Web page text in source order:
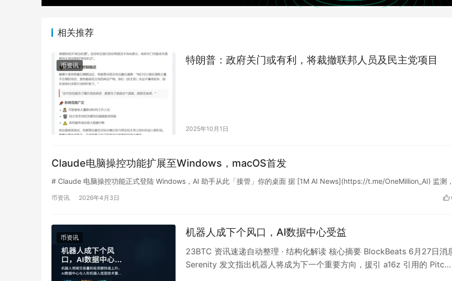
相关推荐
币资讯 特朗普：政府关门或有利，将裁撤联邦人员及民主党项目
2025年10月1日
Claude电脑操控功能扩展至Windows，macOS首发
# Claude 电脑操控功能正式登陆 Windows，AI 助手从此「接管」你的桌面 据 [1M AI News](https://t.me/OneMillion_AI) 监测
币资讯 2026年4月3日
币资讯 机器人成下个风口，AI数据中心受益
23BTC 资讯速递自动整理 · 结构化解读 核心摘要 BlockBeats 6月27日消
Serenity 发文指出机器人将成为下一个重要方向，援引 a16z 引用的 Pitc…